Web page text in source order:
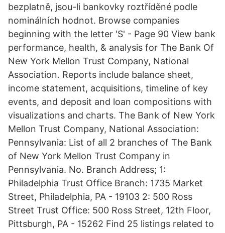
bezplatně, jsou-li bankovky roztříděné podle
nominálních hodnot. Browse companies
beginning with the letter 'S' - Page 90 View bank
performance, health, & analysis for The Bank Of
New York Mellon Trust Company, National
Association. Reports include balance sheet,
income statement, acquisitions, timeline of key
events, and deposit and loan compositions with
visualizations and charts. The Bank of New York
Mellon Trust Company, National Association:
Pennsylvania: List of all 2 branches of The Bank
of New York Mellon Trust Company in
Pennsylvania. No. Branch Address; 1:
Philadelphia Trust Office Branch: 1735 Market
Street, Philadelphia, PA - 19103 2: 500 Ross
Street Trust Office: 500 Ross Street, 12th Floor,
Pittsburgh, PA - 15262 Find 25 listings related to